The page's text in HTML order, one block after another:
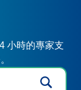
小時的專家支